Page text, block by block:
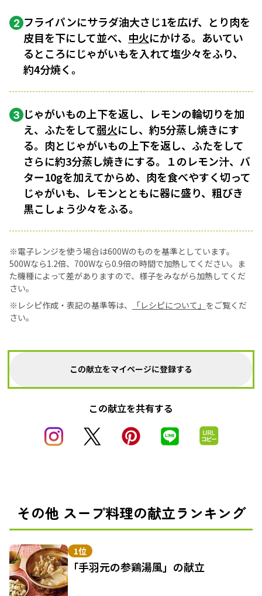
2 フライパンにサラダ油大さじ1を広げ、とり肉を
皮目を下にして並べ、 中火にかける。あいてい
るところにじゃがいもを入れて塩少々をふり、
約4分焼く。
3 じゃがいもの上下を返し、レモンの輪切りを加
え、ふたをして弱火にし、約5分蒸し焼きにす
る。肉とじゃがいもの上下を返し、ふたをして
さらに約3分蒸し焼きにする。１のレモン汁、バ
ター10gを加えてからめ、肉を食べやすく切って
じゃがいも、レモンとともに器に盛り、粗びき
黒こしょう少々をふる。
※電子レンジを使う場合は600Wのものを基準としています。
500Wなら1.2倍、700Wなら0.9倍の時間で加熱してください。ま
た機種によって差がありますので、様子をみながら加熱してくだ
さい。
※レシピ作成・表記の基準等は、
「レシピについて」 をご覧くだ
さい。
この献立をマイページに登録する
この献立を共有する
その他 スープ料理の献立ランキング
1位
「手羽元の参鶏湯風」の献立